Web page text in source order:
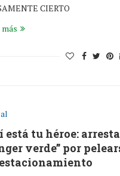
CIERTO
está tu héroe:
verde” por